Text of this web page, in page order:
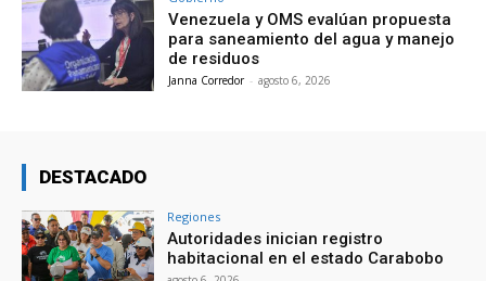
Venezuela y OMS evalúan propuesta
para saneamiento del agua y manejo
de residuos
Janna Corredor - agosto 6, 2026
DESTACADO
Regiones
Autoridades inician registro
habitacional en el estado Carabobo